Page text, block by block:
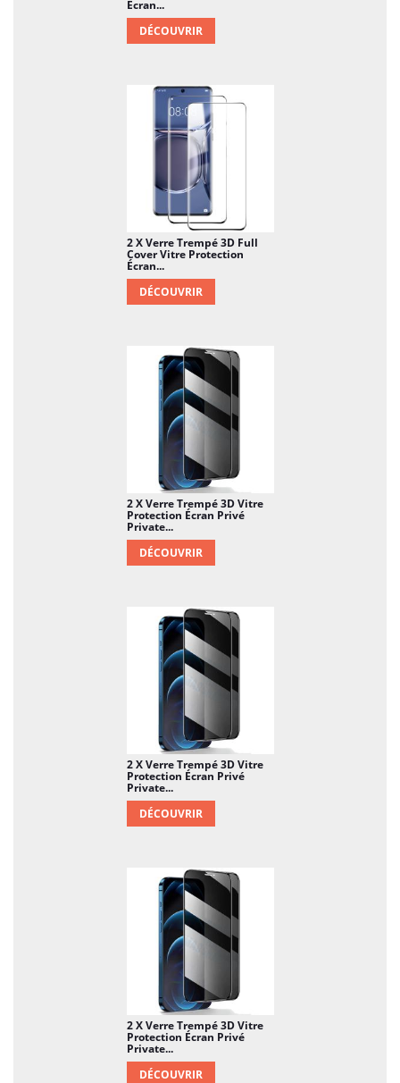
Écran...
DÉCOUVRIR
2 X Verre Trempé 3D Full
Cover Vitre Protection
Écran...
DÉCOUVRIR
2 X Verre Trempé 3D Vitre
Protection Écran Privé
Private...
DÉCOUVRIR
2 X Verre Trempé 3D Vitre
Protection Écran Privé
Private...
DÉCOUVRIR
2 X Verre Trempé 3D Vitre
Protection Écran Privé
Private...
DÉCOUVRIR